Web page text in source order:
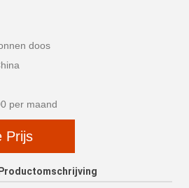
doos
per maand
Prijs
Productomschrijving